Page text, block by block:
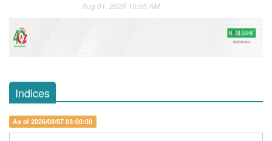
Aug 01, 2026 10:55 AM
Indices
As of 2026/08/07 03:00:00